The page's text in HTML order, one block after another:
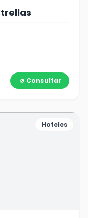
Consultar
Hoteles